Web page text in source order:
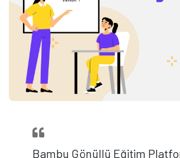
Bambu Gönüllü Eğitim